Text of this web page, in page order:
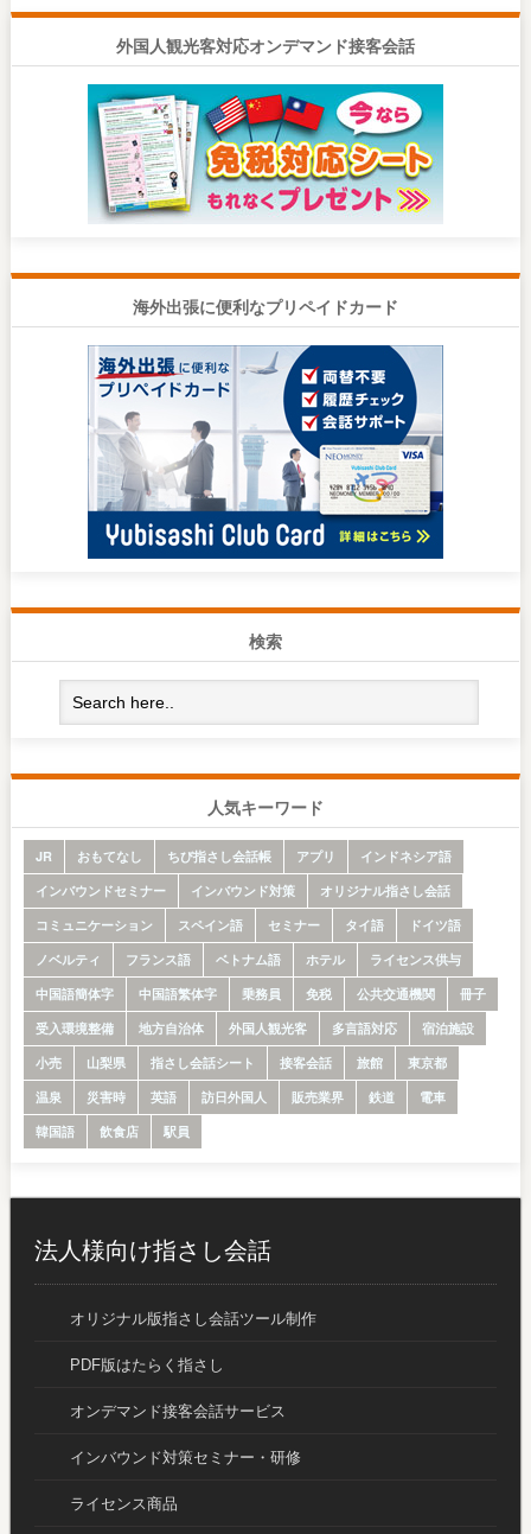
外国人観光客対応オンデマンド接客会話
海外出張に便利なプリペイドカード
検索
人気キーワード
JR おもてなし ちび指さし会話帳 アプリ
インドネシア語
インバウンドセミナー
インバウンド対策
オリジナル指さし会話
コミュニケーション
スペイン語 セミナー タイ語
ドイツ語
ノベルティ
フランス語 ベトナム語 ホテル
ライセンス供与
中国語簡体字
中国語繁体字 乗務員 免税 公共交通機関
冊子
受入環境整備
地方自治体 外国人観光客 多言語対応
宿泊施設
小売
山梨県 指さし会話シート 接客会話 旅館
東京都
温泉
災害時 英語 訪日外国人 販売業界 鉄道
電車
韓国語
飲食店 駅員
法人様向け指さし会話
オリジナル版指さし会話ツール制作
PDF版はたらく指さし
オンデマンド接客会話サービス
インバウンド対策セミナー・研修
ライセンス商品